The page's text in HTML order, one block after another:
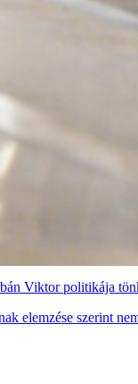
Viktor politikája
elemzése szerint